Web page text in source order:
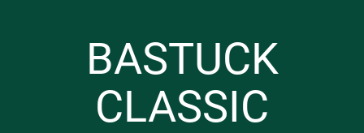
BASTUCK
CLASSIC